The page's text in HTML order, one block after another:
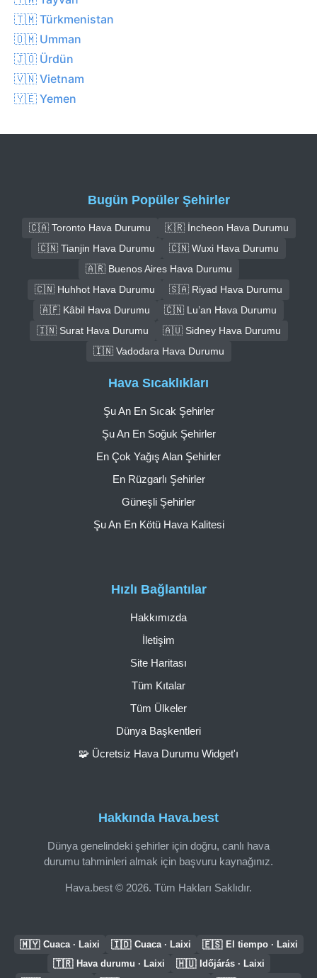
🇹🇲 Türkmenistan
🇴🇲 Umman
🇯🇴 Ürdün
🇻🇳 Vietnam
🇾🇪 Yemen
Bugün Popüler Şehirler
🇨🇦 Toronto Hava Durumu
🇰🇷 İncheon Hava Durumu
🇨🇳 Tianjin Hava Durumu
🇨🇳 Wuxi Hava Durumu
🇦🇷 Buenos Aires Hava Durumu
🇨🇳 Huhhot Hava Durumu
🇸🇦 Riyad Hava Durumu
🇦🇫 Kâbil Hava Durumu
🇨🇳 Lu’an Hava Durumu
🇮🇳 Surat Hava Durumu
🇦🇺 Sidney Hava Durumu
🇮🇳 Vadodara Hava Durumu
Hakkında Hava.best
Dünya genelindeki şehirler için doğru, canlı hava
durumu tahminleri almak için başvuru kaynağınız.
Hava.best © 2026. Tüm Hakları Saklıdır.
Hızlı Bağlantılar
Hakkımızda
İletişim
Site Haritası
Tüm Kıtalar
Tüm Ülkeler
Dünya Başkentleri
🧩 Ücretsiz Hava Durumu Widget'ı
Hava Sıcaklıkları
Şu An En Sıcak Şehirler
Şu An En Soğuk Şehirler
En Çok Yağış Alan Şehirler
En Rüzgarlı Şehirler
Güneşli Şehirler
Şu An En Kötü Hava Kalitesi
🇲🇾 Cuaca · Laixi 🇮🇩 Cuaca · Laixi 🇪🇸 El tiempo · Laixi
🇹🇷 Hava durumu · Laixi 🇭🇺 Időjárás · Laixi